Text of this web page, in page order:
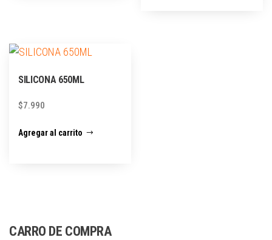
SILICONA 650ML
$7.990
Agregar al carrito
CARRO DE COMPRA